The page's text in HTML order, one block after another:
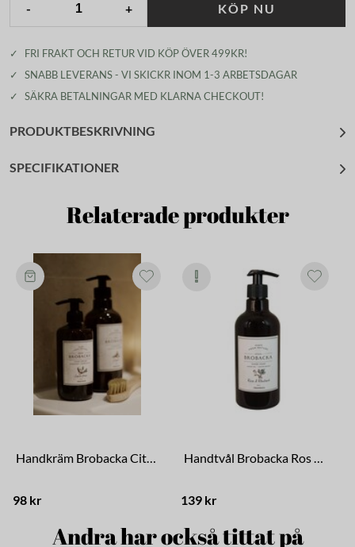
- + KÖP NU
✓
FRI FRAKT OCH RETUR VID KÖP ÖVER 499KR!
✓
SNABB LEVERANS - VI SKICKR INOM 1-3 ARBETSDAGAR
✓
SÄKRA BETALNINGAR MED KLARNA CHECKOUT!
PRODUKTBESKRIVNING
SPECIFIKATIONER
Relaterade produkter
Handkräm Brobacka Citrongräs
98 kr
Handtvål Brobacka Ros & Rabarber
139 kr
Andra har också tittat på